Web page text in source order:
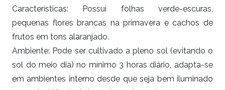
Características: Possui folhas verde-escuras,
pequenas flores brancas na primavera e cachos de
frutos em tons alaranjado.
Ambiente: Pode ser cultivado a pleno sol (evitando o
sol do meio dia) no mínimo 3 horas diário, adapta-se
em ambientes interno desde que seja bem iluminado